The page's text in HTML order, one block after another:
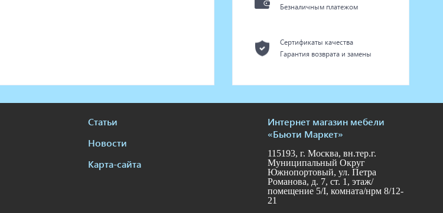
Безналичным платежом
Сертификаты качества
Гарантия возврата и замены
Статьи
Новости
Карта-сайта
Интернет магазин мебели
«Бьюти Маркет»
115193, г. Москва, вн.тер.г.
Муниципальный Округ
Южнопортовый, ул. Петра
Романова, д. 7, ст. 1, этаж/
помещение 5/I, комната/нрм 8/12-
21